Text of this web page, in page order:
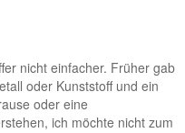
nicht einfacher. Früher gab
oder Kunststoff und ein
oder eine
ich möchte nicht zum